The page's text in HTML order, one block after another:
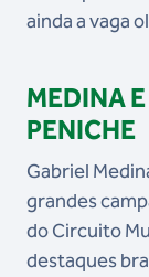
ainda a vaga
MEDINA
PENICHE
Gabriel
grandes
do Circuito
destaques